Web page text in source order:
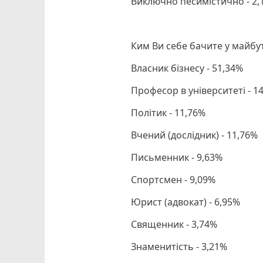
Ким Ви себе бачите у
Власник бізнесу - 51,34%
Професор в університеті -
Політик - 11,76%
Вчений (дослідник) - 11,76%
Письменник - 9,63%
Спортсмен - 9,09%
Юрист (адвокат) - 6,95%
Священник - 3,74%
Знаменитість - 3,21%